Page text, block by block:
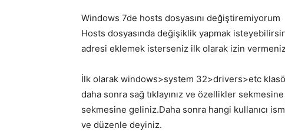
Windows 7de hosts dosyasını değiştiremiyorum
Hosts dosyasında değişiklik yapmak
adresi eklemek isterseniz ilk olarak izin
İlk olarak windows>system 32>drivers>etc
daha sonra sağ tıklayınız ve özellikler
sekmesine geliniz.Daha sonra hangi kullanıcı
ve düzenle deyiniz.